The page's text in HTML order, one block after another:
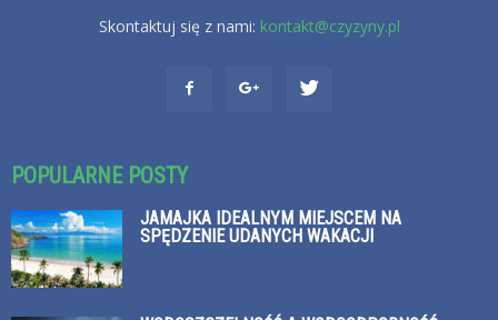
Skontaktuj się z nami: kontakt@czyzyny.pl
POPULARNE POSTY
JAMAJKA IDEALNYM MIEJSCEM NA
SPĘDZENIE UDANYCH WAKACJI